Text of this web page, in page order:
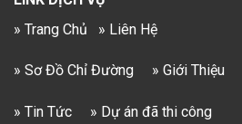
» Trang Chủ
» Liên Hệ
» Sơ Đồ Chỉ Đường » Giới Thiệu
» Tin Tức » Dự án đã thi công